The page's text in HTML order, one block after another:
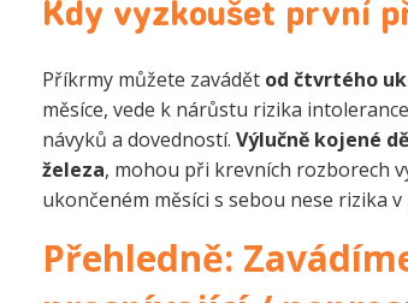
Kdy vyzkoušet první
Příkrmy můžete zavádět od čtvrtého
měsíce, vede k nárůstu rizika
návyků a dovedností. Výlučně kojené
železa, mohou při krevních rozborech
ukončeném měsíci s sebou nese rizika
Přehledně: